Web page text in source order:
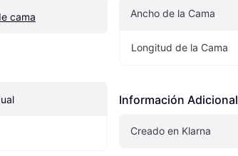
cama Ancho de la Cama
Longitud de la Cama
Información Adicional
Creado en Klarna